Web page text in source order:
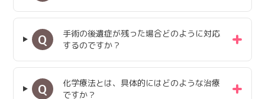
Q
手術の後遺症が残った場合どのように対応
するのですか？
Q
化学療法とは、具体的にはどのような治療
ですか？